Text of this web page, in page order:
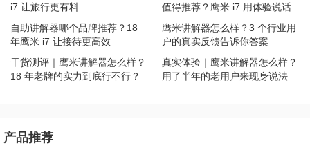
i7 让旅行更有料
值得推荐？鹰米 i7 用体验说话
自助讲解器哪个品牌推荐？18
年鹰米 i7 让接待更高效
鹰米讲解器怎么样？3 个行业用
户的真实反馈告诉你答案
干货测评｜鹰米讲解器怎么样？
18 年老牌的实力到底行不行？
真实体验｜鹰米讲解器怎么样？
用了半年的老用户来现身说法
产品推荐